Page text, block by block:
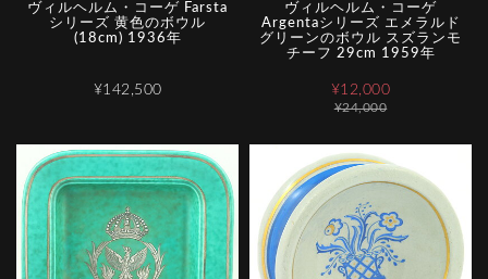
ヴィルヘルム・コーゲ Farsta
シリーズ 黄色のボウル
(18cm) 1936年
¥142,500
ヴィルヘルム・コーゲ
Argentaシリーズ エメラルド
グリーンのボウル スズランモ
チーフ 29cm 1959年
¥24,000
¥12,000